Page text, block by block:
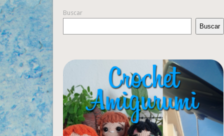
Buscar
Buscar